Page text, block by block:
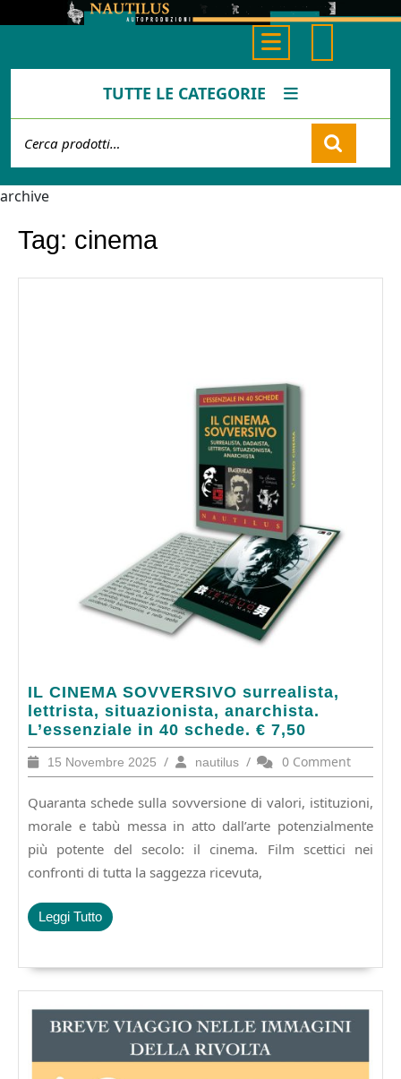
Button
TUTTE LE CATEGORIE
Cart
archive
Tag: cinema
IL CINEMA SOVVERSIVO surrealista,
lettrista, situazionista, anarchista.
L’essenziale in 40 schede. € 7,50
IL
CINEMA
SOVVERSIVO
surrealista,
lettrista,
anarchista.
L’essenziale
in
40
schede.
7,50
15 Novembre 2025 15
Novembre
2025
/ nautilusnautilus
/ 0 Comment
Quaranta schede sulla sovversione di valori, istituzioni,
morale e tabù messa in atto dall’arte potenzialmente
più potente del secolo: il cinema. Film scettici nei
confronti di tutta la saggezza ricevuta,
Leggi TuttoLeggi
Tutto